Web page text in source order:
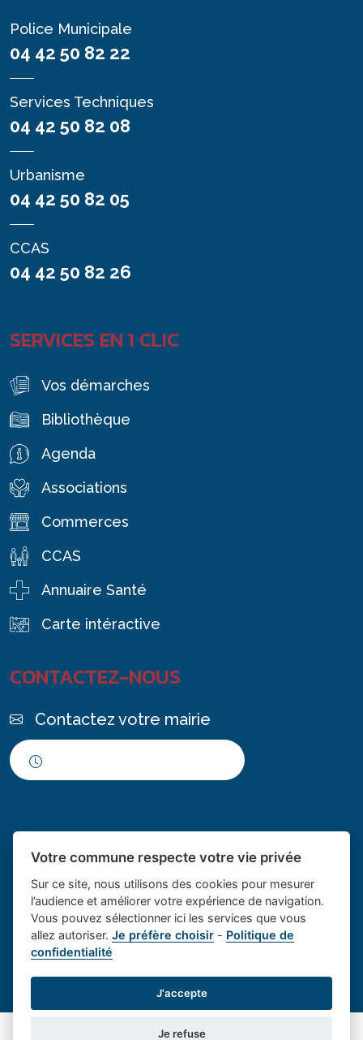
Police Municipale
04 42 50 82 22
Services Techniques
04 42 50 82 08
Urbanisme
04 42 50 82 05
CCAS
04 42 50 82 26
SERVICES EN 1 CLIC
Vos démarches
Bibliothèque
Agenda
Associations
Commerces
CCAS
Annuaire Santé
Carte intéractive
CONTACTEZ-NOUS
Contactez votre mairie
Place du village la solution web
et appli des collectivités
- Le village de
Mentions légales- Gestion des cookies
Votre commune respecte votre vie privée
Sur ce site, nous utilisons des cookies pour mesurer
l’audience et améliorer votre expérience de navigation.
Vous pouvez sélectionner ici les services que vous
allez autoriser.Je préfère choisir - Politique de
confidentialité
J'accepte
Je refuse